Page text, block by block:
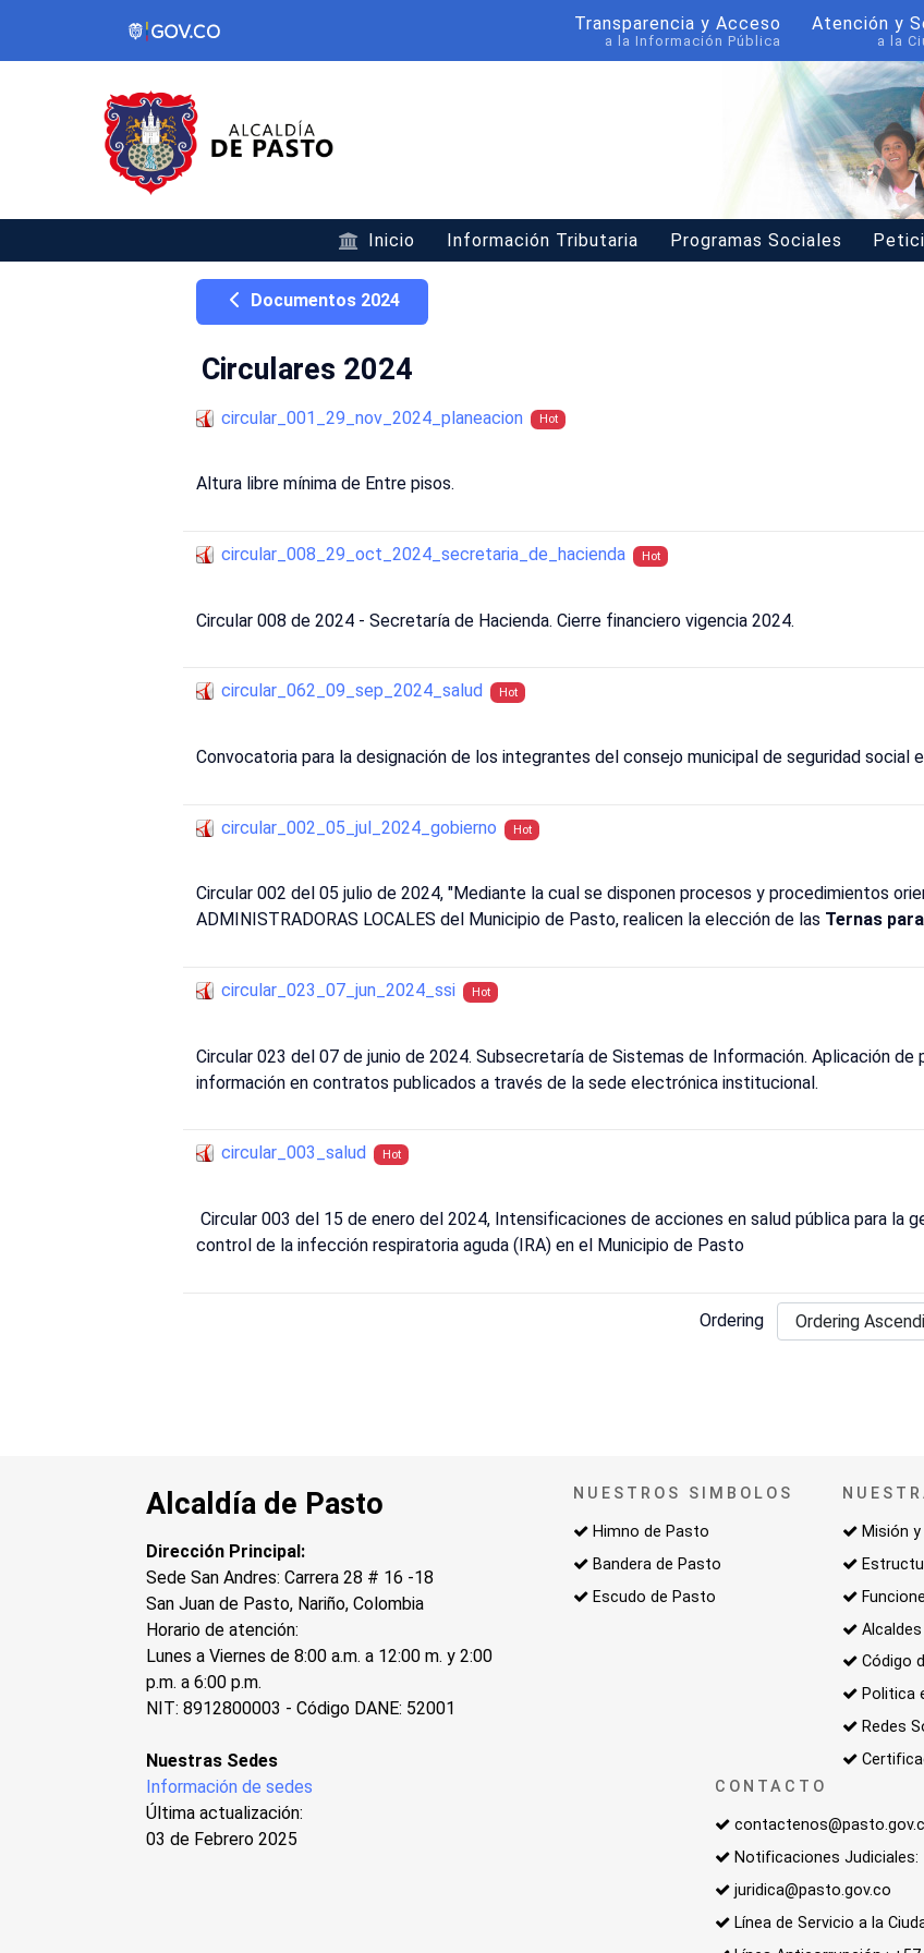
Transparencia y Acceso
a la Información Pública
Atención y
a la
Inicio Información Tributaria Programas Sociales
Documentos 2024
Circulares 2024
circular_001_29_nov_2024_planeacion Hot
Altura libre mínima de Entre pisos.
circular_008_29_oct_2024_secretaria_de_hacienda Hot
Circular 008 de 2024 - Secretaría de Hacienda. Cierre financiero vigencia 2024.
circular_062_09_sep_2024_salud Hot
Convocatoria para la designación de los integrantes del consejo municipal de seguridad social
circular_002_05_jul_2024_gobierno Hot
Circular 002 del 05 julio de 2024, "Mediante la cual se disponen procesos y procedimientos
ADMINISTRADORAS LOCALES del Municipio de Pasto, realicen la elección de las Ternas
circular_023_07_jun_2024_ssi Hot
Circular 023 del 07 de junio de 2024. Subsecretaría de Sistemas de Información. Aplicación
información en contratos publicados a través de la sede electrónica institucional.
circular_003_salud Hot
Circular 003 del 15 de enero del 2024, Intensificaciones de acciones en salud pública para la
control de la infección respiratoria aguda (IRA) en el Municipio de Pasto
Ordering
Alcaldía de Pasto
Dirección Principal:
Sede San Andres: Carrera 28 # 16 -18
San Juan de Pasto, Nariño, Colombia
Horario de atención:
Lunes a Viernes de 8:00 a.m. a 12:00 m. y 2:00
p.m. a 6:00 p.m.
NIT: 8912800003 - Código DANE: 52001
Nuestras Sedes
Información de sedes
Última actualización:
03 de Febrero 2025
NUESTROS SIMBOLOS
Himno de Pasto
Bandera de Pasto
Escudo de Pasto
Misión
Código
Politica
Redes
CONTACTO
Notificaciones Judiciales:
juridica@pasto.gov.co
Línea de Servicio a la